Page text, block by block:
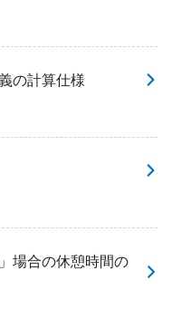
の計算仕様
場合の休憩時間の